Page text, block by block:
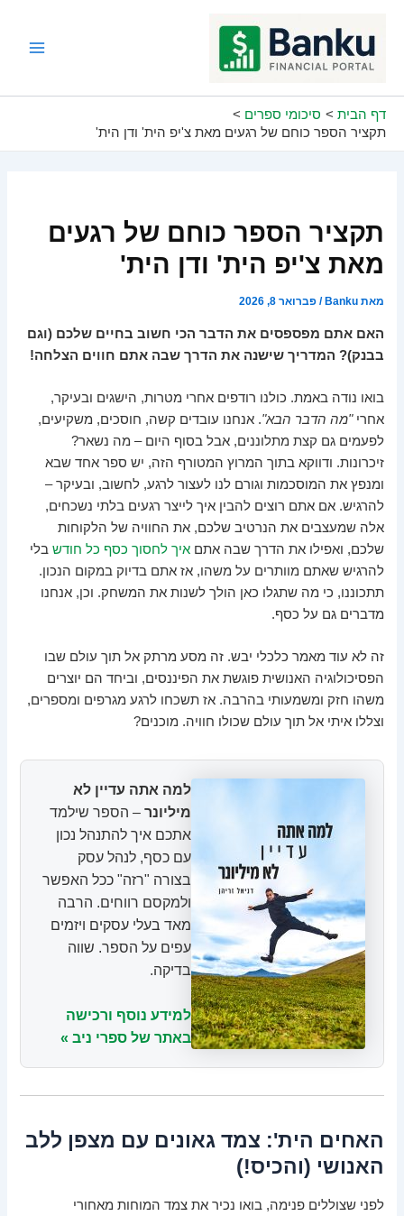
דף הבית
סיכומי ספרים
תקציר הספר כוחם של רגעים מאת צ'יפ הית' ודן הית'
תקציר הספר כוחם של רגעים
מאת צ'יפ הית' ודן הית'
מאתBanku
/פברואר 8, 2026
האם אתם מפספסים את הדבר הכי חשוב בחיים שלכם (וגם
בבנק)? המדריך שישנה את הדרך שבה אתם חווים הצלחה!
בואו נודה באמת. כולנו רודפים אחרי מטרות, הישגים ובעיקר,
אחרי"מה הדבר הבא". אנחנו עובדים קשה, חוסכים, משקיעים,
לפעמים גם קצת מתלוננים, אבל בסוף היום – מה נשאר?
זיכרונות. ודווקא בתוך המרוץ המטורף הזה, יש ספר אחד שבא
ומנפץ את המוסכמות וגורם לנו לעצור לרגע, לחשוב, ובעיקר –
להרגיש. אם אתם רוצים להבין איך לייצר רגעים בלתי נשכחים,
אלה שמעצבים את הנרטיב שלכם, את החוויה של הלקוחות
שלכם, ואפילו את הדרך שבה אתםאיך לחסוך כסף כל חודש בלי
להרגיש שאתם מוותרים על משהו, אז אתם בדיוק במקום הנכון.
תתכוננו, כי מה שתגלו כאן הולך לשנות את המשחק. וכן, אנחנו
מדברים גם על כסף.
זה לא עוד מאמר כלכלי יבש. זה מסע מרתק אל תוך עולם שבו
הפסיכולוגיה האנושית פוגשת את הפיננסים, וביחד הם יוצרים
משהו חזק ומשמעותי בהרבה. אז תשכחו לרגע מגרפים ומספרים,
וצללו איתי אל תוך עולם שכולו חוויה. מוכנים?
למה אתה עדיין לא
מיליונר – הספר שילמד
אתכם איך להתנהל נכון
עם כסף, לנהל עסק
בצורה "רזה" ככל האפשר
ולמקסם רווחים. הרבה
מאד בעלי עסקים ויזמים
עפים על הספר. שווה
בדיקה.
למידע נוסף ורכישה
באתר של ספרי ניב »
האחים הית': צמד גאונים עם מצפן ללב
האנושי (והכיס!)
לפני שצוללים פנימה, בואו נכיר את צמד המוחות מאחורי